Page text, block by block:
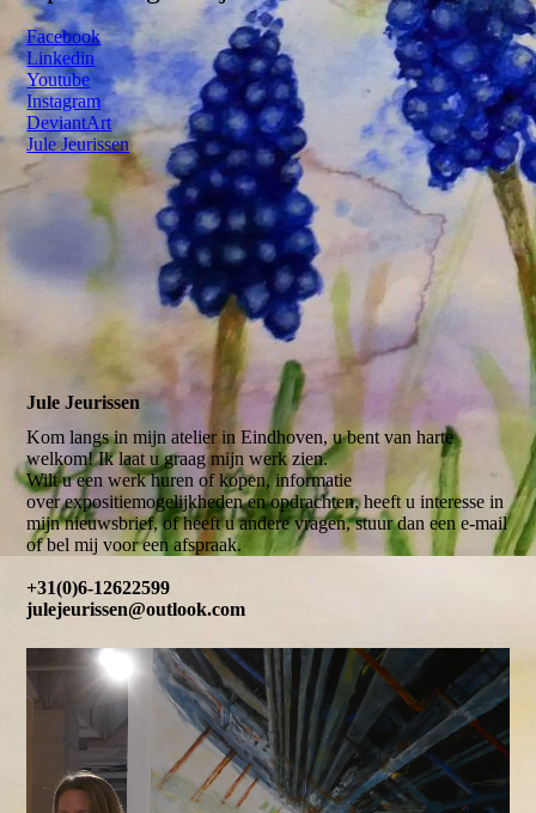
Facebook
Linkedin
Youtube
Instagram
DeviantArt
Jule Jeurissen
Jule Jeurissen
Kom langs in mijn atelier in Eindhoven, u bent van harte
welkom! Ik laat u graag mijn werk zien.
Wilt u een werk huren of kopen, informatie
over expositiemogelijkheden en opdrachten, heeft u interesse in
mijn nieuwsbrief, of heeft u andere vragen, stuur dan een e-mail
of bel mij voor een afspraak.
+31(0)6-12622599
julejeurissen@outlook.com